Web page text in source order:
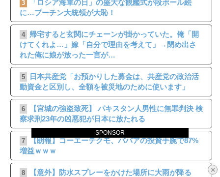
×
SPONSOR
3
「ロシア海軍の日」の盛大な観艦式が段ボール絵
に…プーチン大統領が大恥！
4
帰宅すると玄関にチェーンが掛かっていた。俺「開
けてくれよ…」嫁「自分で理由を考えて」→閉め出さ
れた俺に娘が放った一言が…
5
日本共産党「お預かりした募金は、共産党の政治活
動資金と区別し、全額を被災地のために使います」
6
【宮城の強盗致死】 パキスタン人男性に無罪判決 検
察求刑23年の凶悪犯が日本に放たれる
7
【朗報】コーエーテクモ、ババアの投資手腕で87%
増益ｗｗｗ
8 【意外】防水スプレーをかけた場所に大雨が降る